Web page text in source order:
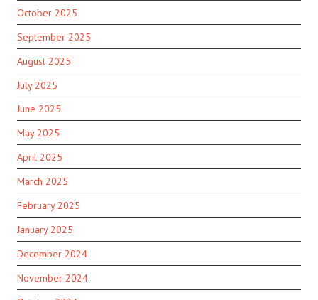
October 2025
September 2025
August 2025
July 2025
June 2025
May 2025
April 2025
March 2025
February 2025
January 2025
December 2024
November 2024